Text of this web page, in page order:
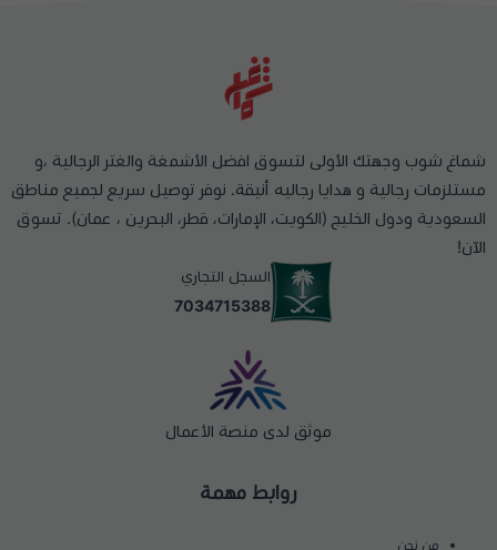
روابط مهمة
من نحن
شماغ شوب وجهتك الأولى لتسوق افضل الأشمغة والغتر الرجالية ،و
مستلزمات رجالية و هدايا رجاليه أنيقة. نوفر توصيل سريع لجميع مناطق
السعودية ودول الخليج (الكويت، الإمارات، قطر، البحرين ، عمان). تسوق
الآن!
السجل التجاري
7034715388
موثق لدى منصة الأعمال